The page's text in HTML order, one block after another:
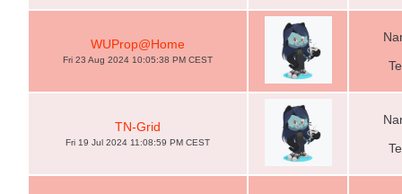
WUProp@Home
Fri 23 Aug 2024 10:05:38 PM CEST
TN-Grid
Fri 19 Jul 2024 11:08:59 PM CEST